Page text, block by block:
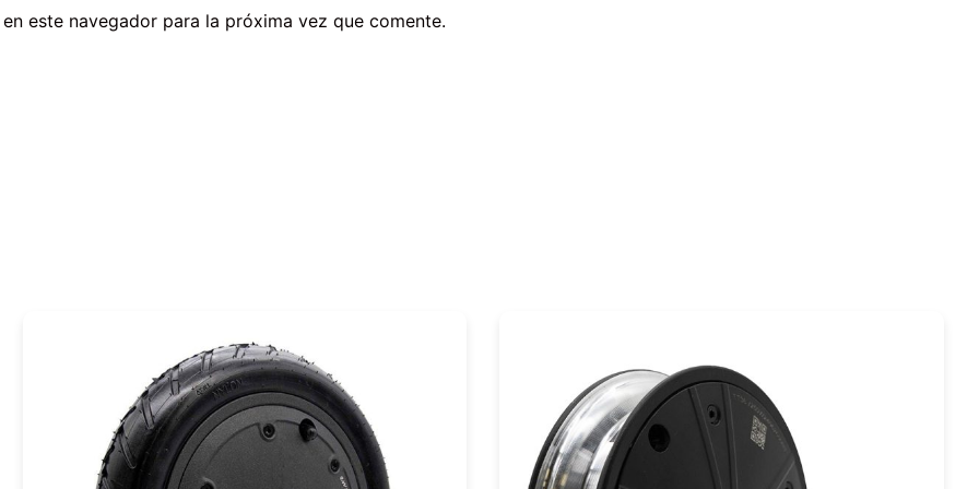
este navegador para la próxima vez que comente.